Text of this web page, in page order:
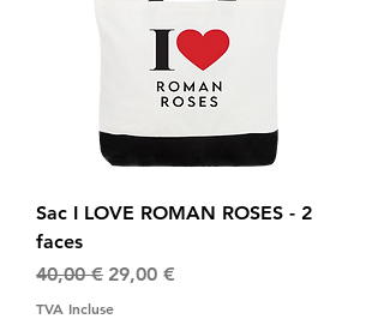
Sac I LOVE ROMAN ROSES - 2
faces
Prix original
40,00 € Prix promotionnel
29,00 €
TVA Incluse